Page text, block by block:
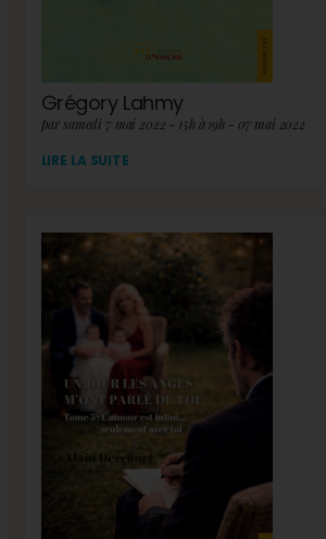
Grégory Lahmy
par samedi 7 mai 2022 - 15h à 19h - 07 mai 2022
LIRE LA SUITE